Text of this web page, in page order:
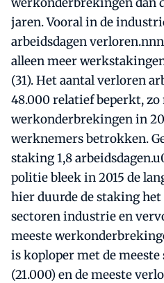
jaren. Vooral in de
arbeidsdagen
alleen meer
(31). Het aantal verloren
48.000 relatief beperkt, zo
werkonderbrekingen in
werknemers betrokken.
staking 1,8
politie bleek in 2015 de
hier duurde de staking
sectoren industrie en
meeste
is koploper met de
(21.000) en de meeste